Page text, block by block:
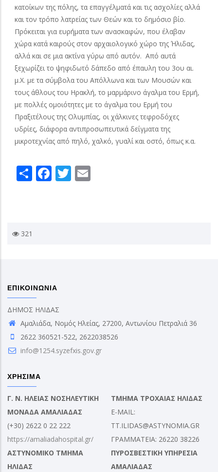
κατοίκων της πόλης, τα επαγγέλματά και τις ασχολίες αλλά
και τον τρόπο λατρείας των Θεών και το δημόσιο βίο.
Πρόκειται για ευρήματα των ανασκαφών, που έλαβαν
χώρα κατά καιρούς στον αρχαιολογικό χώρο της Ήλιδας,
αλλά και σε μια ακτίνα γύρω από αυτόν. Από αυτά
ξεχωρίζει το ψηφιδωτό δάπεδο από έπαυλη του 3ου αι.
μ.Χ. με τα σύμβολα του Απόλλωνα και των Μουσών και
τους άθλους του Ηρακλή, το μαρμάρινο άγαλμα του Ερμή,
με πολλές ομοιότητες με το άγαλμα του Ερμή του
Πραξιτέλους της Ολυμπίας, οι χάλκινες τεφροδόχες
υδρίες, διάφορα αντιπροσωπευτικά δείγματα της
μικροτεχνίας από πηλό, χαλκό, γυαλί και οστό, όπως κ.α.
ShareFacebook
Twitter
321
ΕΠΙΚΟΙΝΩΝΙΑ
ΔΗΜΟΣ ΗΛΙΔΑΣ
Αμαλιάδα, Νομός Ηλείας, 27200, Αντωνίου Πετραλιά 36
2622 360521-522, 2622038526
info@1254.syzefxis.gov.gr
ΧΡΗΣΙΜΑ
Γ. Ν. ΗΛΕΙΑΣ ΝΟΣΗΛΕΥΤΙΚΗ
ΜΟΝΑΔΑ ΑΜΑΛΙΑΔΑΣ
(+30) 2622 0 22 222
https://amaliadahospital.gr/
ΑΣΤΥΝΟΜΙΚΟ ΤΜΗΜΑ
ΗΛΙΔΑΣ
ΤΜΗΜΑ ΤΡΟΧΑΙΑΣ ΗΛΙΔΑΣ
E-MAIL:
TT.ILIDAS@ASTYNOMIA.GR
ΓΡΑΜΜΑΤΕΙΑ: 26220 38226
ΠΥΡΟΣΒΕΣΤΙΚΗ ΥΠΗΡΕΣΙΑ
ΑΜΑΛΙΑΔΑΣ